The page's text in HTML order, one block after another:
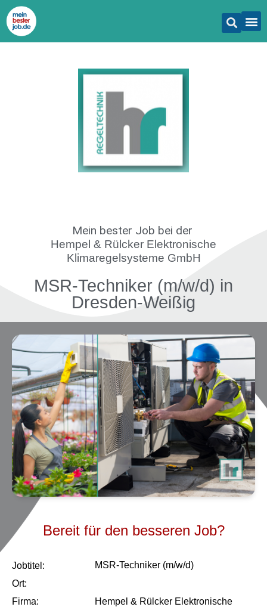
Mein bester Job bei der
Hempel & Rülcker Elektronische
Klimaregelsysteme GmbH
MSR-Techniker (m/w/d) in
Dresden-Weißig
Bereit für den besseren Job?
Job­titel:
MSR-Techniker (m/w/d)
Ort:
Firma:
Hempel & Rülcker Elektronische